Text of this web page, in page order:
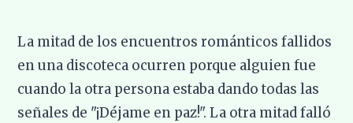
La mitad de los encuentros románticos fallidos
en una discoteca ocurren porque alguien fue
cuando la otra persona estaba dando todas las
señales de "¡Déjame en paz!". La otra mitad falló